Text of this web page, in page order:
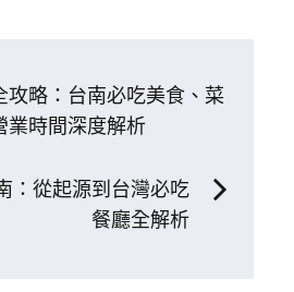
攻略：台南必吃美食、菜
業時間深度解析
：從起源到台灣必吃
餐廳全解析